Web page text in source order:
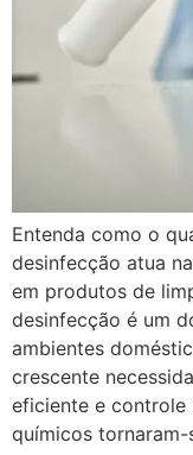
Entenda como o
desinfecção atua
em produtos de
desinfecção é um
ambientes
crescente
eficiente e
químicos